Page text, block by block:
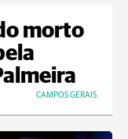
morto
CAMPOS GERAIS